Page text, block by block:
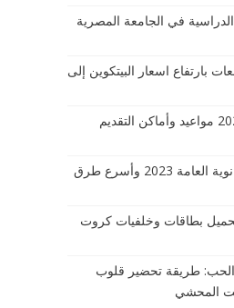
في الجامعة المصرية
بارتفاع اسعار البيتكوين إلى
اختبارات القدرات 2023 مواعيد وأماكن التقديم
موعد ظهور نتيجة الثانوية العامة 2023 وأسرع طرق
رمضان 2023 تحميل بطاقات وخلفيات كروت
طريقة تحضير قلوب
المحشي